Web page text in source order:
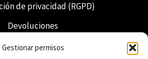
Gestionar permisos
de privacidad (RGPD)
Devoluciones
Envío y entrega